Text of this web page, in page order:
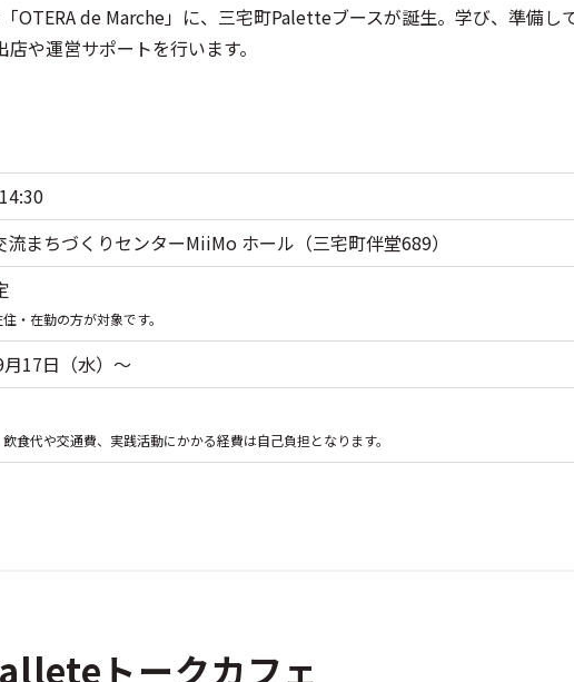
OTERA de Marche」に、三宅町Paletteブースが誕生。学び、準備し
や運営サポートを行います。
流まちづくりセンターMiiMo ホール（三宅町伴堂689）
・在勤の方が対象です。
17日（水）～
食代や交通費、実践活動にかかる経費は自己負担となります。
トークカフェ